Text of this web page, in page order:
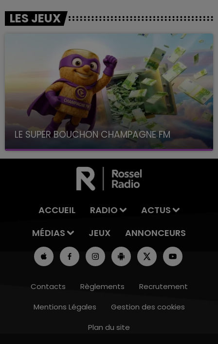
16h00 - 20h00
LES JEUX
LE SUPER BOUCHON CHAMPAGNE FM
avec La Famille Champagne FM, à 8H10
ACCUEIL RADIO
ACTUS
MÉDIAS
JEUX ANNONCEURS
Contacts Règlements
Recrutement
Mentions Légales
Gestion des cookies
Plan du site